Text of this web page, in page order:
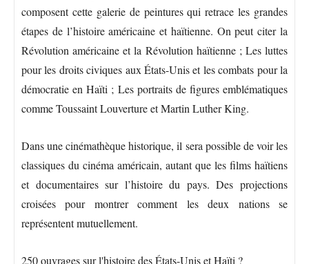
composent cette galerie de peintures qui retrace les grandes
étapes de l’histoire américaine et haïtienne. On peut citer la
Révolution américaine et la Révolution haïtienne ; Les luttes
pour les droits civiques aux États-Unis et les combats pour la
démocratie en Haïti ; Les portraits de figures emblématiques
comme Toussaint Louverture et Martin Luther King.
Dans une cinémathèque historique, il sera possible de voir les
classiques du cinéma américain, autant que les films haïtiens
et documentaires sur l’histoire du pays. Des projections
croisées pour montrer comment les deux nations se
représentent mutuellement.
250 ouvrages sur l'histoire des États-Unis et Haïti ?